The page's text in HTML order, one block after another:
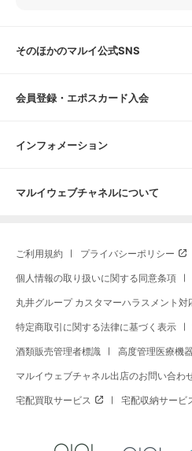
そのほかのマルイ公式SNS
会員登録・エポスカード入会
インフォメーション
マルイウェブチャネルについて
ご利用規約 プライバシーポリシー
個人情報の取り扱いに関する同意条項
丸井グループ カスタマーハラスメント対
特定商取引に関する法律に基づく表示
酒類販売管理者標識 高度管理医療機
マルイウェブチャネル出店のお問い合わ
宅配買取サービス 宅配収納サービ